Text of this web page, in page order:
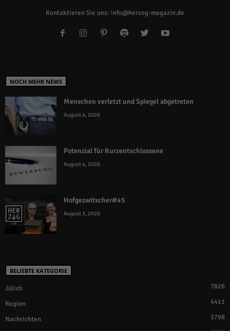
Kontaktieren Sie uns: info@herzog-magazin.de
NOCH MEHR NEWS
Menschen verletzt und Spiegel abgetreten
August 4, 2026
Potenzial für Kurzentschlossene
August 4, 2026
Hofgezwitscher#45
August 3, 2026
BELIEBTE KATEGORIE
Jülich 7826
Region 4411
Nachrichten 3798